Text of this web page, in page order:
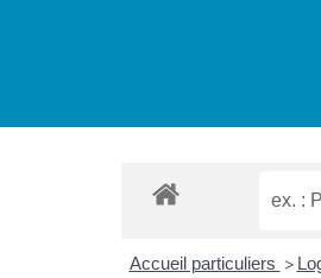
Accueil particuliers >